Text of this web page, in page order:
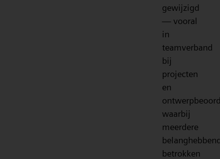
gewijzigd
— vooral
in
teamverband
bij
projecten
en
waarbij
meerdere
betrokken